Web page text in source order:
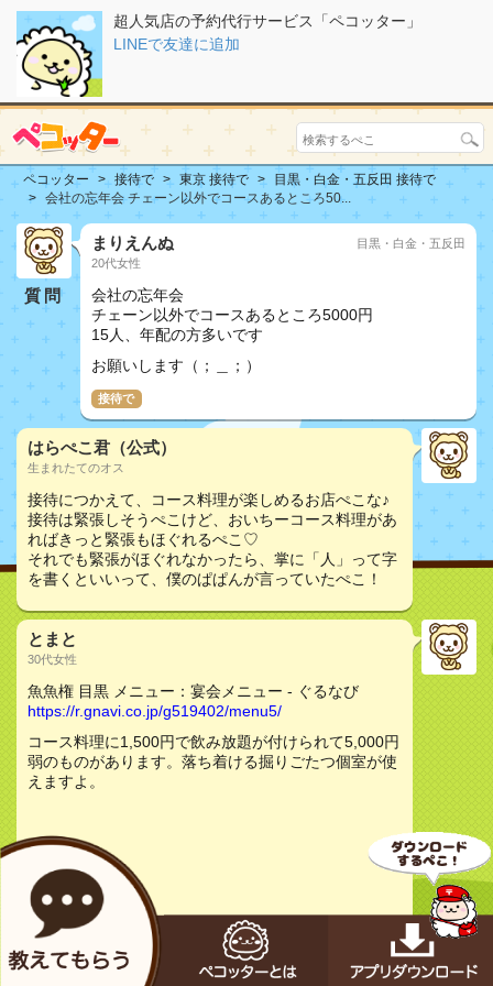
超人気店の予約代行サービス「ペコッター」
LINEで友達に追加
ペコッター 接待で 東京 接待で
目黒・白金・五反田 接待で
会社の忘年会 チェーン以外でコースあるところ50...
質問
まりえんぬ
20代女性
目黒・白金・五反田
会社の忘年会
チェーン以外でコースあるところ5000円
15人、年配の方多いです
お願いします（；＿；）
接待で
はらぺこ君（公式）
生まれたてのオス
接待につかえて、コース料理が楽しめるお店ぺこな♪
接待は緊張しそうぺこけど、おいちーコース料理があ
ればきっと緊張もほぐれるぺこ♡
それでも緊張がほぐれなかったら、掌に「人」って字
を書くといいって、僕のぱぱんが言っていたぺこ！
とまと
30代女性
魚魚権 目黒 メニュー：宴会メニュー - ぐるなび
https://r.gnavi.co.jp/g519402/menu5/
コース料理に1,500円で飲み放題が付けられて5,000円
弱のものがあります。落ち着ける掘りごたつ個室が使
えますよ。